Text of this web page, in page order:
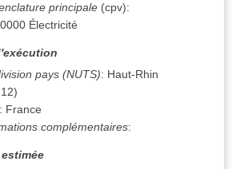
principale (cpv):
Électricité
pays (NUTS): Haut-Rhin
)
: France
complémentaires: